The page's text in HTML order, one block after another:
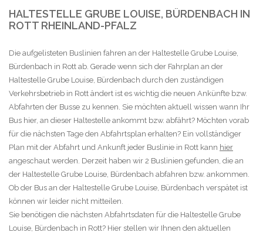
HALTESTELLE GRUBE LOUISE, BÜRDENBACH IN
ROTT RHEINLAND-PFALZ
Die aufgelisteten Buslinien fahren an der Haltestelle Grube Louise,
Bürdenbach in Rott ab. Gerade wenn sich der Fahrplan an der
Haltestelle Grube Louise, Bürdenbach durch den zuständigen
Verkehrsbetrieb in Rott ändert ist es wichtig die neuen Ankünfte bzw.
Abfahrten der Busse zu kennen. Sie möchten aktuell wissen wann Ihr
Bus hier, an dieser Haltestelle ankommt bzw. abfährt? Möchten vorab
für die nächsten Tage den Abfahrtsplan erhalten? Ein vollständiger
Plan mit der Abfahrt und Ankunft jeder Buslinie in Rott kann hier
angeschaut werden. Derzeit haben wir 2 Buslinien gefunden, die an
der Haltestelle Grube Louise, Bürdenbach abfahren bzw. ankommen.
Ob der Bus an der Haltestelle Grube Louise, Bürdenbach verspätet ist
können wir leider nicht mitteilen.
Sie benötigen die nächsten Abfahrtsdaten für die Haltestelle Grube
Louise, Bürdenbach in Rott? Hier stellen wir Ihnen den aktuellen